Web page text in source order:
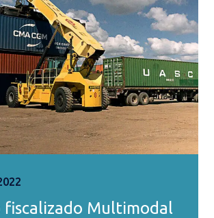
fiscalizado Multimodal